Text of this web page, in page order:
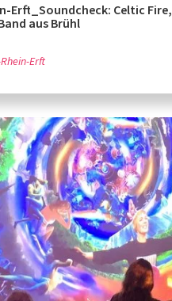
Erft_Soundcheck: Celtic Fire,
aus Brühl
Erft